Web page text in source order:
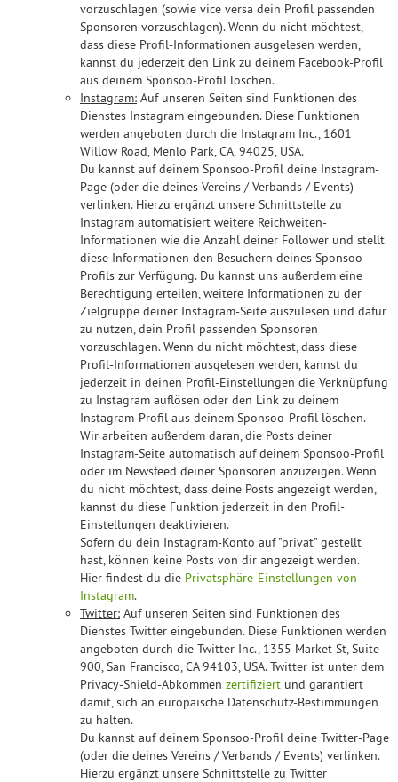
vorzuschlagen (sowie vice versa dein Profil passenden
Sponsoren vorzuschlagen). Wenn du nicht möchtest,
dass diese Profil-Informationen ausgelesen werden,
kannst du jederzeit den Link zu deinem Facebook-Profil
aus deinem Sponsoo-Profil löschen.
Instagram: Auf unseren Seiten sind Funktionen des
Dienstes Instagram eingebunden. Diese Funktionen
werden angeboten durch die Instagram Inc., 1601
Willow Road, Menlo Park, CA, 94025, USA.
Du kannst auf deinem Sponsoo-Profil deine Instagram-
Page (oder die deines Vereins / Verbands / Events)
verlinken. Hierzu ergänzt unsere Schnittstelle zu
Instagram automatisiert weitere Reichweiten-
Informationen wie die Anzahl deiner Follower und stellt
diese Informationen den Besuchern deines Sponsoo-
Profils zur Verfügung. Du kannst uns außerdem eine
Berechtigung erteilen, weitere Informationen zu der
Zielgruppe deiner Instagram-Seite auszulesen und dafür
zu nutzen, dein Profil passenden Sponsoren
vorzuschlagen. Wenn du nicht möchtest, dass diese
Profil-Informationen ausgelesen werden, kannst du
jederzeit in deinen Profil-Einstellungen die Verknüpfung
zu Instagram auflösen oder den Link zu deinem
Instagram-Profil aus deinem Sponsoo-Profil löschen.
Wir arbeiten außerdem daran, die Posts deiner
Instagram-Seite automatisch auf deinem Sponsoo-Profil
oder im Newsfeed deiner Sponsoren anzuzeigen. Wenn
du nicht möchtest, dass deine Posts angezeigt werden,
kannst du diese Funktion jederzeit in den Profil-
Einstellungen deaktivieren.
Sofern du dein Instagram-Konto auf "privat" gestellt
hast, können keine Posts von dir angezeigt werden.
Hier findest du die Privatsphäre-Einstellungen von
Instagram.
Twitter: Auf unseren Seiten sind Funktionen des
Dienstes Twitter eingebunden. Diese Funktionen werden
angeboten durch die Twitter Inc., 1355 Market St, Suite
900, San Francisco, CA 94103, USA. Twitter ist unter dem
Privacy-Shield-Abkommen zertifiziert und garantiert
damit, sich an europäische Datenschutz-Bestimmungen
zu halten.
Du kannst auf deinem Sponsoo-Profil deine Twitter-Page
(oder die deines Vereins / Verbands / Events) verlinken.
Hierzu ergänzt unsere Schnittstelle zu Twitter